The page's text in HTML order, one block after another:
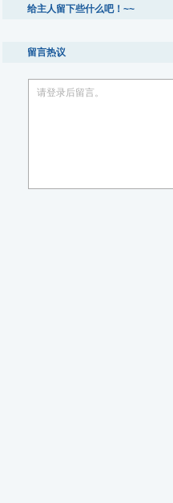
给主人留下些什么吧！~~
留言热议
请登录后留言。